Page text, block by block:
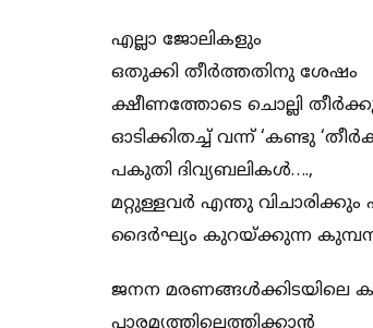
എല്ലാ ജോലികളും
ഒതുക്കി തീർത്തതിനു ശേഷം
ക്ഷീണത്തോടെ ചൊല്ലി
ഓടിക്കിതച്ച് വന്ന് ‘കണ്ടു
പകുതി ദിവ്യബലികൾ….,
മറ്റുള്ളവർ എന്തു
ദൈർഘ്യം കുറയ്ക്കുന്ന
ജനന മരണങ്ങൾക്കിടയിലെ
പാരമ്യത്തിലെത്തിക്കാൻ